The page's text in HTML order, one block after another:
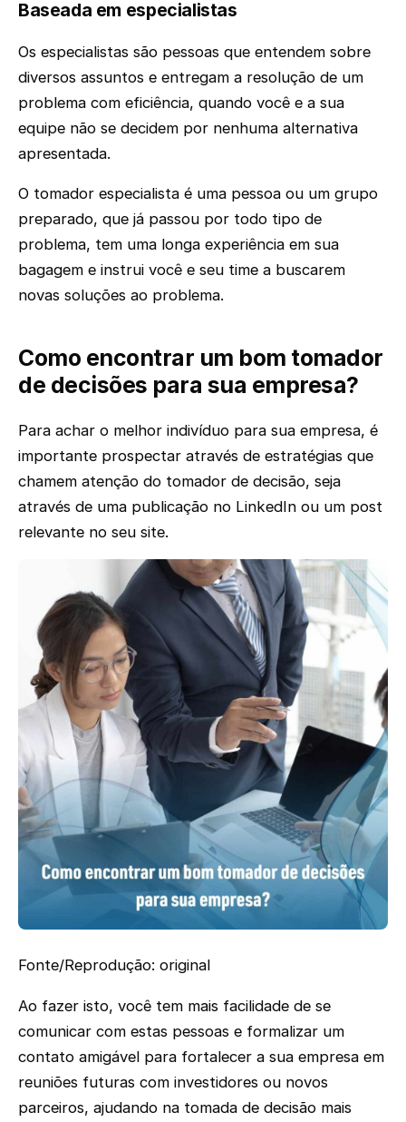
Baseada em especialistas
Os especialistas são pessoas que entendem sobre
diversos assuntos e entregam a resolução de um
problema com eficiência, quando você e a sua
equipe não se decidem por nenhuma alternativa
apresentada.
O tomador especialista é uma pessoa ou um grupo
preparado, que já passou por todo tipo de
problema, tem uma longa experiência em sua
bagagem e instrui você e seu time a buscarem
novas soluções ao problema.
Como encontrar um bom tomador
de decisões para sua empresa?
Para achar o melhor indivíduo para sua empresa, é
importante prospectar através de estratégias que
chamem atenção do tomador de decisão, seja
através de uma publicação no LinkedIn ou um post
relevante no seu site.
Fonte/Reprodução: original
Ao fazer isto, você tem mais facilidade de se
comunicar com estas pessoas e formalizar um
contato amigável para fortalecer a sua empresa em
reuniões futuras com investidores ou novos
parceiros, ajudando na tomada de decisão mais